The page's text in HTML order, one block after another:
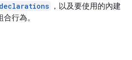
，以及要使用的內建
行為。